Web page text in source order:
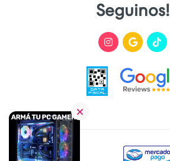
Seguinos!